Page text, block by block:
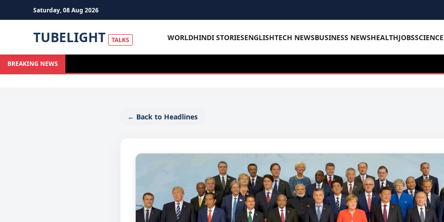
Saturday, 08 Aug 2026
TUBELIGHT TALKS WORLDHINDI STORIESENGLISHTECH NEWSBUSINESS NEWSHEALTHJOBS
BREAKING NEWS
← Back to Headlines